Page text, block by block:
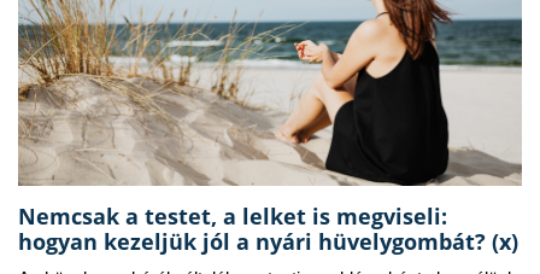
Nemcsak a testet, a lelket is megviseli:
hogyan kezeljük jól a nyári hüvelygombát? (x)